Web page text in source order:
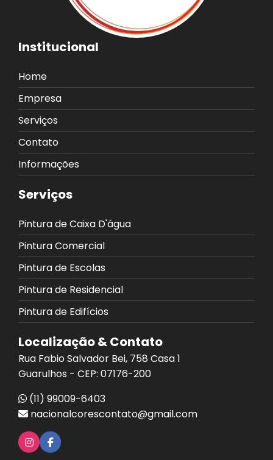
Institucional
Home
Empresa
Serviços
Contato
Informações
Serviços
Pintura de Caixa D'água
Pintura Comercial
Pintura de Escolas
Pintura de Residencial
Pintura de Edifícios
Localização & Contato
Rua Fabio Salvador Bei, 758 Casa 1
Guarulhos - CEP: 07176-200
(11) 99009-6403
nacionalcorescontato@gmail.com